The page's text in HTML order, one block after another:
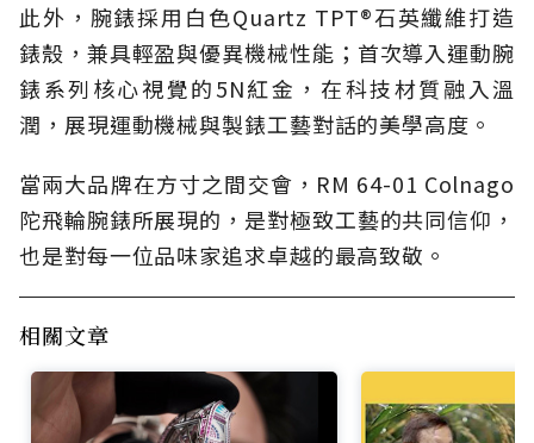
此外，腕錶採用白色Quartz TPT®石英纖維打造
錶殼，兼具輕盈與優異機械性能；首次導入運動腕
錶系列核心視覺的5N紅金，在科技材質融入溫
潤，展現運動機械與製錶工藝對話的美學高度。
當兩大品牌在方寸之間交會，RM 64-01 Colnago
陀飛輪腕錶所展現的，是對極致工藝的共同信仰，
也是對每一位品味家追求卓越的最高致敬。
相關文章